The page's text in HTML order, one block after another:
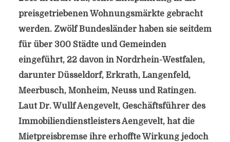
preisgetriebenen Wohnungsmärkte gebracht
werden. Zwölf Bundesländer haben sie seitdem
für über 300 Städte und Gemeinden
eingeführt, 22 davon in Nordrhein-Westfalen,
darunter Düsseldorf, Erkrath, Langenfeld,
Meerbusch, Monheim, Neuss und Ratingen.
Laut Dr. Wullf Aengevelt, Geschäftsführer des
Immobiliendienstleisters Aengevelt, hat die
Mietpreisbremse ihre erhoffte Wirkung jedoch